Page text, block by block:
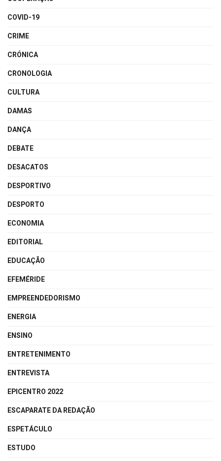
COVID-19
CRIME
CRÓNICA
CRONOLOGIA
CULTURA
DAMAS
DANÇA
DEBATE
DESACATOS
DESPORTIVO
DESPORTO
ECONOMIA
EDITORIAL
EDUCAÇÃO
EFEMÉRIDE
EMPREENDEDORISMO
ENERGIA
ENSINO
ENTRETENIMENTO
ENTREVISTA
EPICENTRO 2022
ESCAPARATE DA REDAÇÃO
ESPETÁCULO
ESTUDO